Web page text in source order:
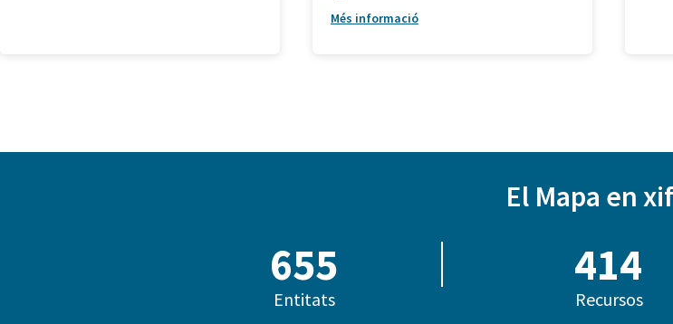
Més informació
El Mapa en
685
Entitats
414
Recursos